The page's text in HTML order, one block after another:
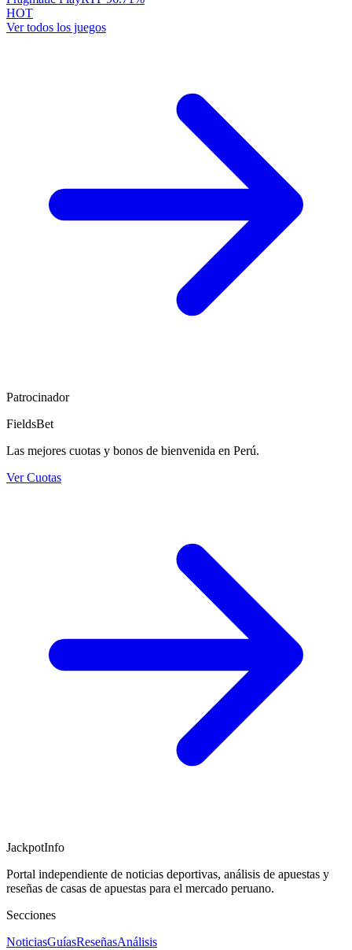
HOT
Ver todos los juegos
Patrocinador
FieldsBet
Las mejores cuotas y bonos de bienvenida en Perú.
Ver Cuotas
JackpotInfo
Portal independiente de noticias deportivas, análisis de apuestas y
reseñas de casas de apuestas para el mercado peruano.
Secciones
NoticiasGuíasReseñasAnálisis